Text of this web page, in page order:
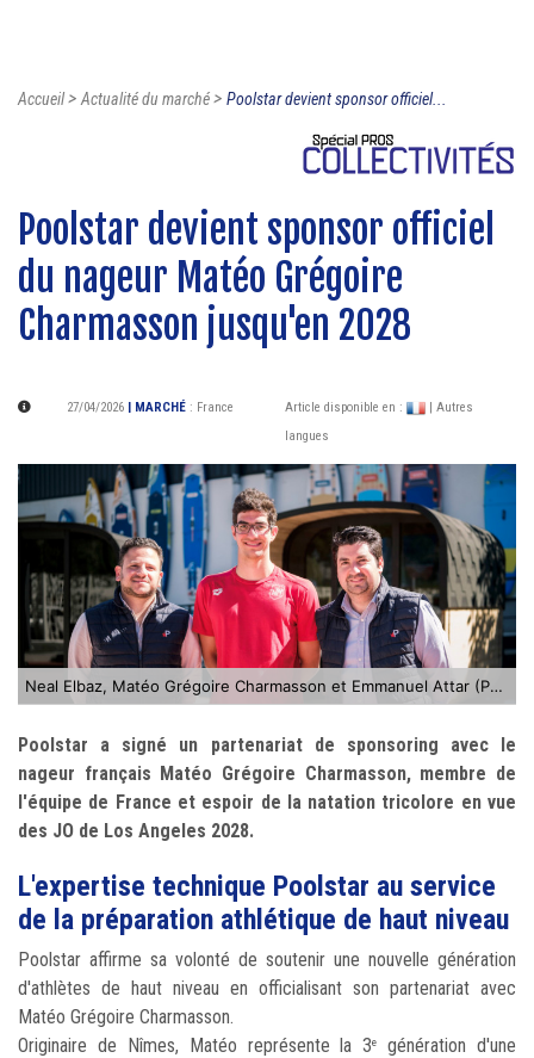
Accueil>Actualité du marché> Poolstar devient sponsor officiel...
Poolstar devient sponsor officiel
du nageur Matéo Grégoire
Charmasson jusqu'en 2028
27/04/2026 | MARCHÉ : France Article disponible en :
| Autres
langues
Neal Elbaz, Matéo Grégoire Charmasson et Emmanuel Attar (Pdg du groupe Poolstar)
Poolstar a signé un partenariat de sponsoring avec le
nageur français Matéo Grégoire Charmasson, membre de
l'équipe de France et espoir de la natation tricolore en vue
des JO de Los Angeles 2028.
L'expertise technique Poolstar au service
de la préparation athlétique de haut niveau
Poolstar affirme sa volonté de soutenir une nouvelle génération
d'athlètes de haut niveau en officialisant son partenariat avec
Matéo Grégoire Charmasson.
Originaire de Nîmes, Matéo représente la 3e
génération d'une